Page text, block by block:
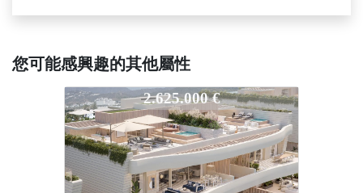
您可能感興趣的其他屬性
EB1246
2.625.000 €